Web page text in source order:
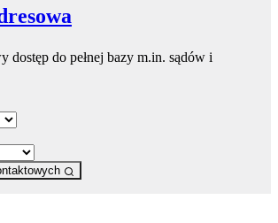
dostęp do pełnej bazy m.in. sądów i